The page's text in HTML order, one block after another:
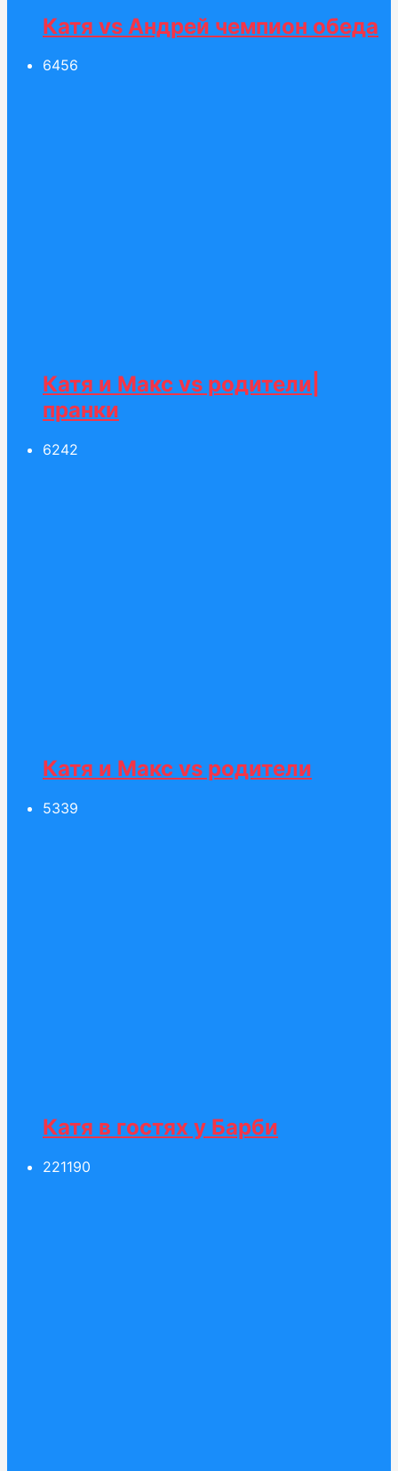
Катя vs Андрей чемпион обеда
6456
Катя и Макс vs родители|
пранки
6242
Катя и Макс vs родители
5339
Катя в гостях у Барби
221190